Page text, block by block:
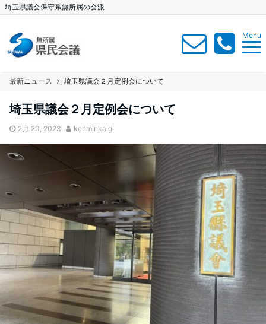
埼玉県議会保守系無所属の会派
Menu
最新ニュース 埼玉県議会２月定例会について
埼玉県議会２月定例会について
2月 20, 2023 kenminkaigi